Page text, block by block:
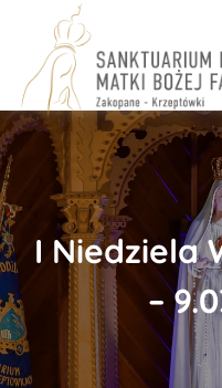
content
​​I Niedziela
–